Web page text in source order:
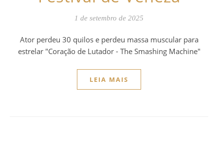
1 de setembro de 2025
Ator perdeu 30 quilos e perdeu massa muscular para
estrelar "Coração de Lutador - The Smashing Machine"
LEIA MAIS